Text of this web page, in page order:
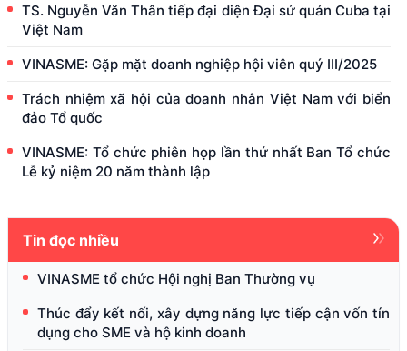
TS. Nguyễn Văn Thân tiếp đại diện Đại sứ quán Cuba tại
Việt Nam
VINASME: Gặp mặt doanh nghiệp hội viên quý III/2025
Trách nhiệm xã hội của doanh nhân Việt Nam với biển
đảo Tổ quốc
VINASME: Tổ chức phiên họp lần thứ nhất Ban Tổ chức
Lễ kỷ niệm 20 năm thành lập
Tin đọc nhiều
VINASME tổ chức Hội nghị Ban Thường vụ
Thúc đẩy kết nối, xây dựng năng lực tiếp cận vốn tín
dụng cho SME và hộ kinh doanh